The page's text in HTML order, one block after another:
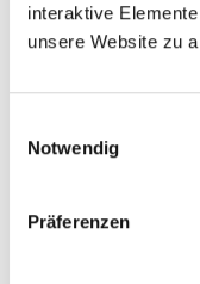
interaktive
unsere Website zu
Notwendig
Präferenzen